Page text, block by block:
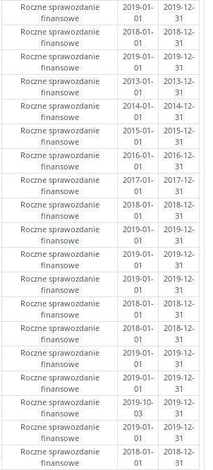
Roczne sprawozdanie
finansowe
2019-01-
01
2019-12-
31
Roczne sprawozdanie
finansowe
2018-01-
01
2018-12-
31
Roczne sprawozdanie
finansowe
2019-01-
01
2019-12-
31
Roczne sprawozdanie
finansowe
2013-01-
01
2013-12-
31
Roczne sprawozdanie
finansowe
2014-01-
01
2014-12-
31
Roczne sprawozdanie
finansowe
2015-01-
01
2015-12-
31
Roczne sprawozdanie
finansowe
2016-01-
01
2016-12-
31
Roczne sprawozdanie
finansowe
2017-01-
01
2017-12-
31
Roczne sprawozdanie
finansowe
2018-01-
01
2018-12-
31
Roczne sprawozdanie
finansowe
2019-01-
01
2019-12-
31
Roczne sprawozdanie
finansowe
2019-01-
01
2019-12-
31
Roczne sprawozdanie
finansowe
2019-01-
01
2019-12-
31
Roczne sprawozdanie
finansowe
2018-01-
01
2018-12-
31
Roczne sprawozdanie
finansowe
2018-01-
01
2018-12-
31
Roczne sprawozdanie
finansowe
2019-01-
01
2019-12-
31
Roczne sprawozdanie
finansowe
2019-01-
01
2019-12-
31
Roczne sprawozdanie
finansowe
2019-10-
03
2019-12-
31
Roczne sprawozdanie
finansowe
2019-01-
01
2019-12-
31
Roczne sprawozdanie
finansowe
2018-01-
01
2018-12-
31